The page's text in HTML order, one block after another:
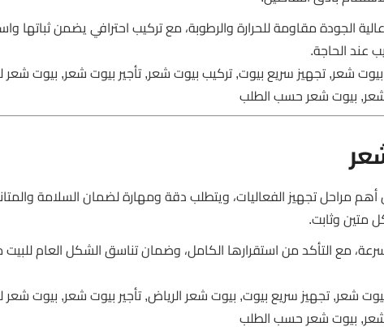
الجودة مقاومة للحرارة والرطوبة، مع تركيب احترافي يضمن ثباتها
عند الحاجة.
شعر, تجهيز سريع بيوت, تركيب بيوت شعر, تأجير بيوت شعر, بيوت
بيوت شعر حسب الطلب
مراحل تجهيز الفعاليات، ويتطلب دقة ومهارة لضمان السلامة
متين وثابت.
مع التأكد من استقرارها الكامل، وضمان تناسق الشكل العام
شعر, تجهيز سريع بيوت, بيوت شعر الرياض, تأجير بيوت شعر, بيوت
بيوت شعر حسب الطلب